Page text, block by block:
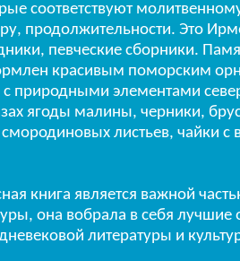
соответствуют
продолжительности. Это
певческие сборники.
красивым поморским
с природными элементами
ягоды малины, черники,
листьев, чайки с
книга является важной
она вобрала в себя лучшие
литературы и